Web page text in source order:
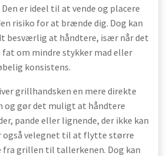
er ideel til at vende og placere
risiko for at brænde dig. Dog kan
besværlig at håndtere, især når det
om mindre stykker mad eller
konsistens.
grillhandsken en mere direkte
og gør det muligt at håndtere
pande eller lignende, der ikke kan
også velegnet til at flytte større
fra grillen til tallerkenen. Dog kan